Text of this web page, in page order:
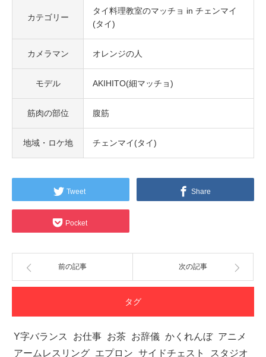
カテゴリー
タイ料理教室のマッチョ in チェンマイ
(タイ)
カメラマン オレンジの人
モデル AKIHITO(細マッチョ)
筋肉の部位 腹筋
地域・ロケ地 チェンマイ(タイ)
Tweet Share
Pocket
前の記事 次の記事
タグ
Y字バランス お仕事 お茶 お辞儀 かくれんぼ アニメ
アームレスリング エプロン サイドチェスト
スタジオ